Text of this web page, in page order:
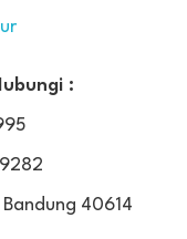
:
40614